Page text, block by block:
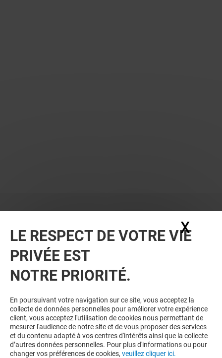
VOUS EN VOULEZ PLUS ? VOUS
AIMEREZ PEUT-ÊTRE
LE RESPECT DE VOTRE VIE
PRIVÉE EST
NOTRE PRIORITÉ.
En poursuivant votre navigation sur ce site, vous acceptez la
collecte de données personnelles pour améliorer votre expérience
client, vous acceptez l'utilisation de cookies nous permettant de
mesurer l'audience de notre site et de vous proposer des services
et du contenu adapté à vos centres d'intérêts ainsi que la collecte
d’autres données personnelles. Pour plus d'informations ou pour
changer vos préférences de cookies, veuillez cliquer ici.
X